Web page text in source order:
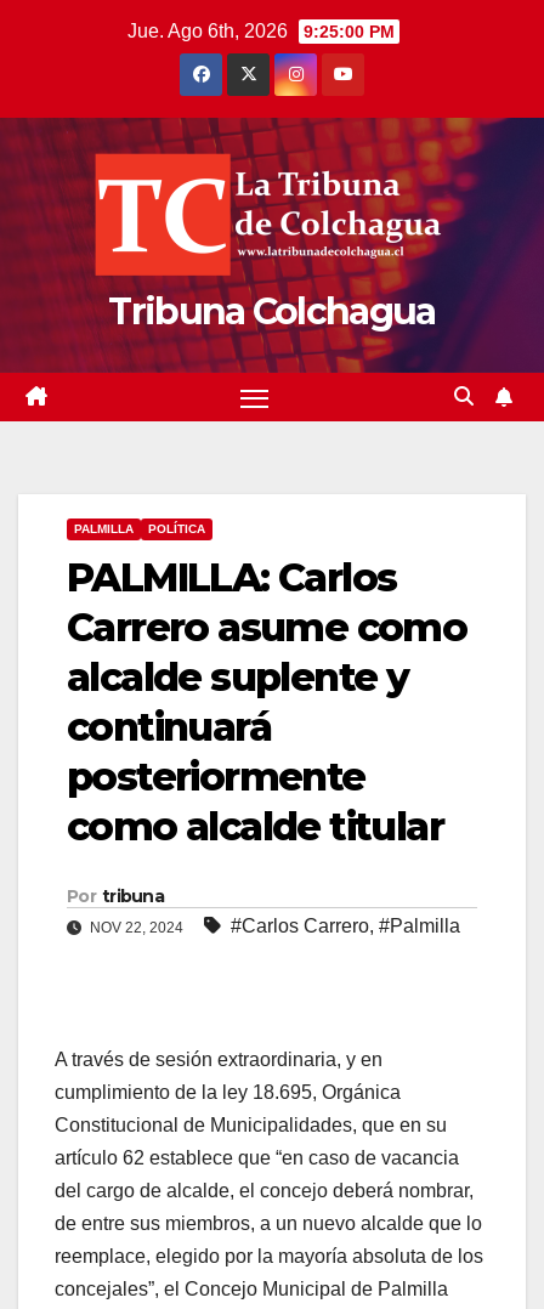
Jue. Ago 6th, 2026 9:25:01 PM
Tribuna Colchagua
PALMILLA POLÍTICA
PALMILLA: Carlos
Carrero asume como
alcalde suplente y
continuará
posteriormente
como alcalde titular
Por tribuna
NOV 22, 2024 #Carlos Carrero, #Palmilla
A través de sesión extraordinaria, y en
cumplimiento de la ley 18.695, Orgánica
Constitucional de Municipalidades, que en su
artículo 62 establece que “en caso de vacancia
del cargo de alcalde, el concejo deberá nombrar,
de entre sus miembros, a un nuevo alcalde que lo
reemplace, elegido por la mayoría absoluta de los
concejales”, el Concejo Municipal de Palmilla